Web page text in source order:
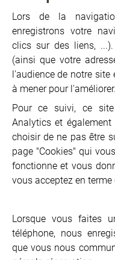
Lors de la
enregistrons votre
clics sur des liens,
(ainsi que votre
l'audience de notre
à mener pour l'améliorer.
Pour ce suivi, ce
Analytics et
choisir de ne pas être
page "Cookies" qui
fonctionne et vous
vous acceptez en terme
Lorsque vous faites
téléphone, nous
que vous nous